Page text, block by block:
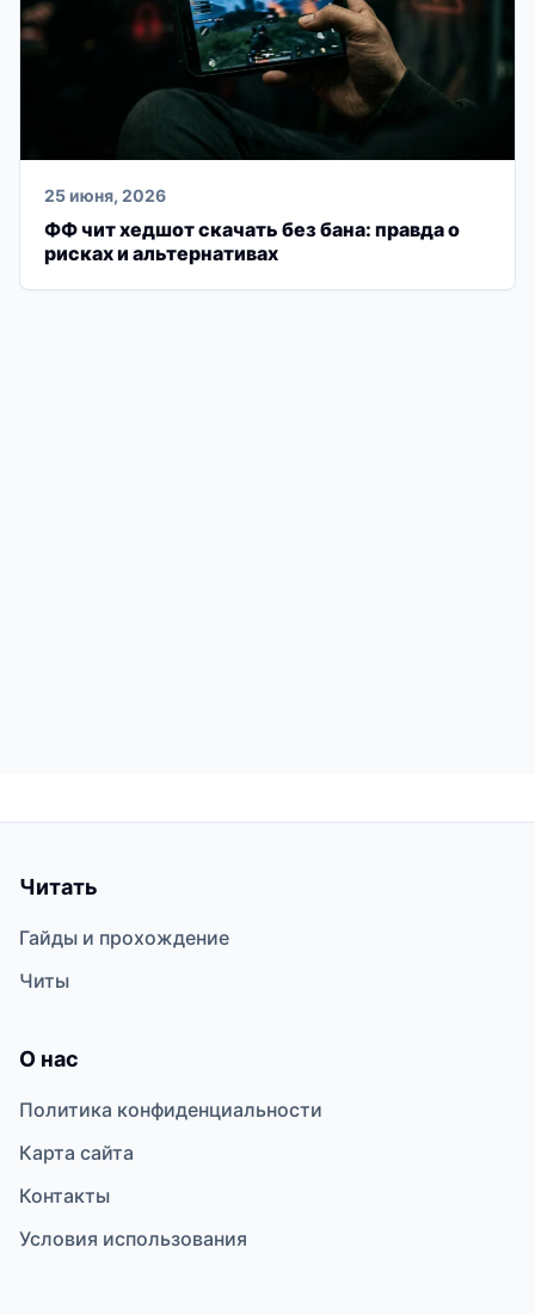
25 июня, 2026
ФФ чит хедшот скачать без бана: правда о
рисках и альтернативах
Читать
Гайды и прохождение
Читы
О нас
Политика конфиденциальности
Карта сайта
Контакты
Условия использования